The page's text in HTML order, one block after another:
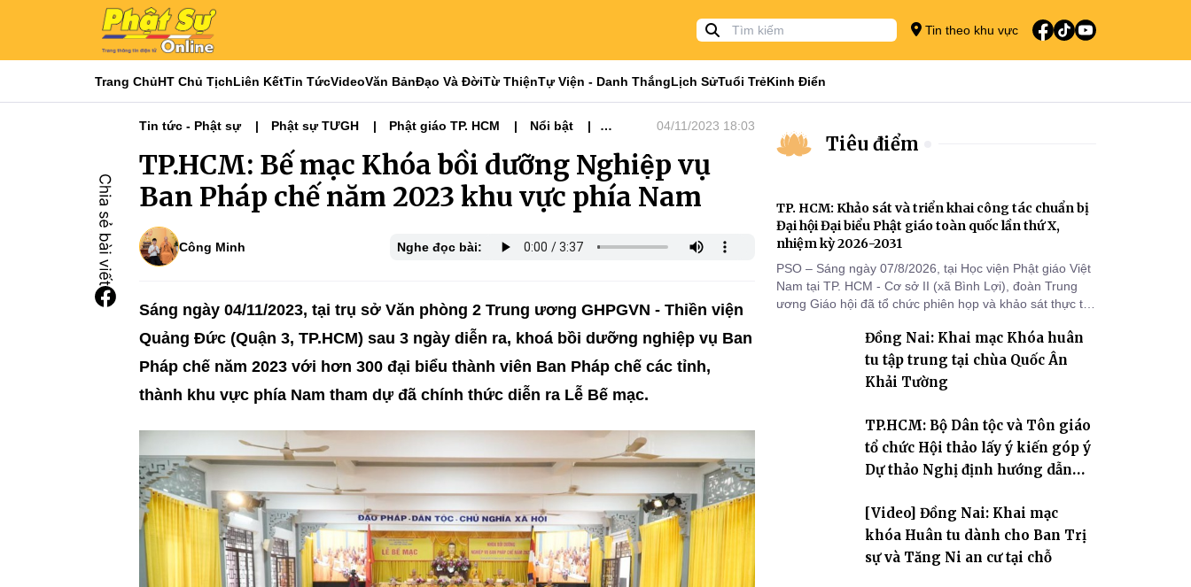
Tin theo khu vực
Trang ChủHT Chủ TịchLiên KếtTin TứcVideoVăn BảnĐạo Và ĐờiTừ ThiệnTự Viện - Danh ThắngLịch SửTuổi TrẻKinh Điển
Tin tức - Phật sự Phật sự TƯGH Phật giáo TP. HCM
Nổi bật
04/11/2023 18:03
TP.HCM: Bế mạc Khóa bồi dưỡng Nghiệp vụ
Ban Pháp chế năm 2023 khu vực phía Nam
Công Minh Nghe đọc bài:
Sáng ngày 04/11/2023, tại trụ sở Văn phòng 2 Trung ương GHPGVN - Thiền viện
Quảng Đức (Quận 3, TP.HCM) sau 3 ngày diễn ra, khoá bồi dưỡng nghiệp vụ Ban
Pháp chế năm 2023 với hơn 300 đại biểu thành viên Ban Pháp chế các tỉnh,
thành khu vực phía Nam tham dự đã chính thức diễn ra Lễ Bế mạc.
Tiêu điểm
TP. HCM: Khảo sát và triển khai công tác chuẩn bị
Đại hội Đại biểu Phật giáo toàn quốc lần thứ X,
nhiệm kỳ 2026-2031
PSO – Sáng ngày 07/8/2026, tại Học viện Phật giáo Việt
Nam tại TP. HCM - Cơ sở II (xã Bình Lợi), đoàn Trung
ương Giáo hội đã tổ chức phiên họp và khảo sát thực tế
giáo toàn quốc lần thứ X, nhiệm kỳ 2026-2031.
Đồng Nai: Khai mạc Khóa huân
tu tập trung tại chùa Quốc Ân
Khải Tường
TP.HCM: Bộ Dân tộc và Tôn giáo
tổ chức Hội thảo lấy ý kiến góp ý
Dự thảo Nghị định hướng dẫn
giáo
[Video] Đồng Nai: Khai mạc
khóa Huân tu dành cho Ban Trị
sự và Tăng Ni an cư tại chỗ